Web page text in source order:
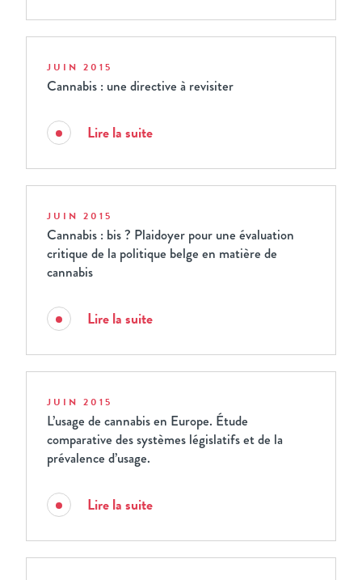
JUIN 2015
Cannabis : une directive à revisiter
Lire la suite
JUIN 2015
Cannabis : bis ? Plaidoyer pour une évaluation
critique de la politique belge en matière de
cannabis
Lire la suite
JUIN 2015
L’usage de cannabis en Europe. Étude
comparative des systèmes législatifs et de la
prévalence d’usage.
Lire la suite